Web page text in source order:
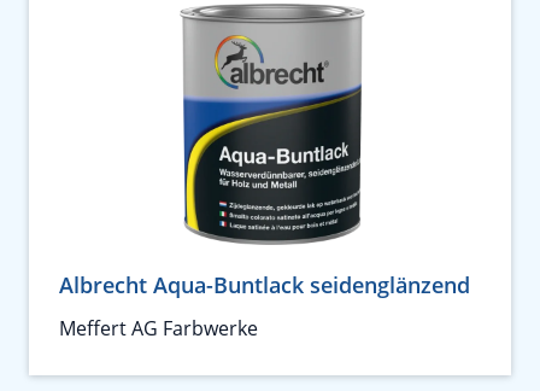
Albrecht Aqua-Buntlack seidenglänzend
Meffert AG Farbwerke